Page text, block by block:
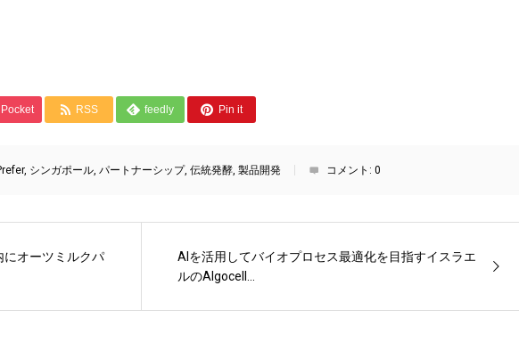
Pocket RSS feedly Pin it
, シンガポール, パートナーシップ, 伝統発酵, 製品開発 コメント: 0
にオーツミルクパ
AIを活用してバイオプロセス最適化を目指すイスラエ
ルのAlgocell...